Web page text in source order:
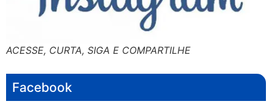
ACESSE, CURTA, SIGA E COMPARTILHE
Facebook